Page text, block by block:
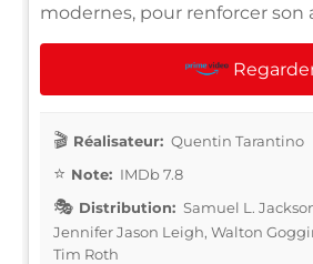
modernes, pour renforcer son
Réalisateur: Quentin Tarantino
Note: IMDb 7.8
Distribution: Samuel L.
Jennifer Jason Leigh, Walton
Tim Roth